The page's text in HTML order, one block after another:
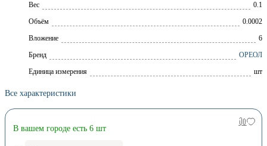
Вес
0.1
Объём
0.0002
Вложение
6
Брeнд
ОРЕОЛ
Единица измерения
шт
Все характеристики
В вашем городе есть 6 шт